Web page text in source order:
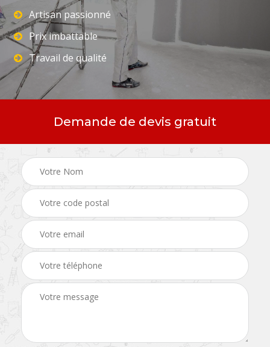
Artisan passionné
Prix imbattable
Travail de qualité
Demande de devis gratuit